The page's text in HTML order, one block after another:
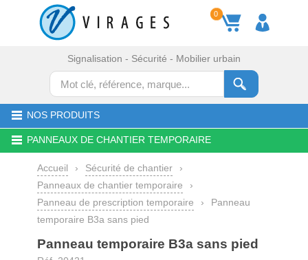
0
Signalisation - Sécurité - Mobilier urbain
NOS PRODUITS
PANNEAUX DE CHANTIER TEMPORAIRE
Accueil › Sécurité de chantier
›
Panneaux de chantier temporaire
›
Panneau de prescription temporaire
›
Panneau
temporaire B3a sans pied
Panneau temporaire B3a sans pied